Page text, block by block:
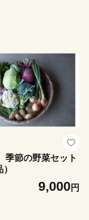
節の野菜セット
9,000円